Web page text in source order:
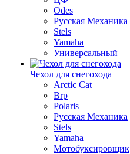
Odes
Русская Механика
Stels
Yamaha
Универсальный
Чехол для снегохода
Arctic Cat
Brp
Polaris
Русская Механика
Stels
Yamaha
Мотобуксировщик